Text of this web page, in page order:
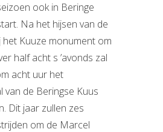
ook in Beringe
Na het hijsen van de
het Kuuze monument om
half acht s ’avonds zal
acht uur het
van de Beringse Kuus
Dit jaar zullen zes
om de Marcel